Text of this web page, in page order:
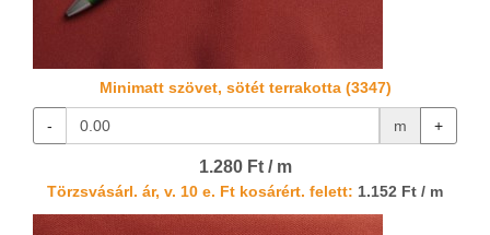
Minimatt szövet, sötét terrakotta (3347)
- m +
1.280 Ft / m
Törzsvásárl. ár, v. 10 e. Ft kosárért. felett: 1.152 Ft / m